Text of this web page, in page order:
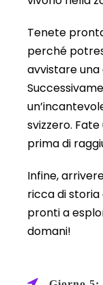
Tenete
perché
avvistare
svizzero.
prima di
Infine,
ricca di
pronti a
domani!